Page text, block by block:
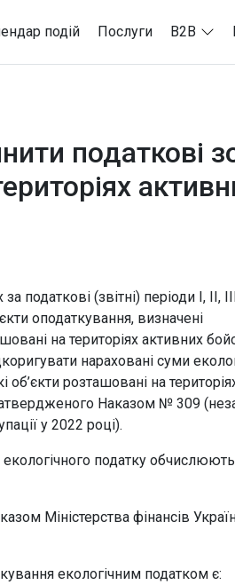
подій Послуги B2B
податкові
(звітні) періоди І, ІІ,
оподаткування, визначені
на територіях активних
нараховані суми
розташовані на
затвердженого Наказом № 309
у 2022 році).
податку
Міністерства фінансів
екологічним податком є: